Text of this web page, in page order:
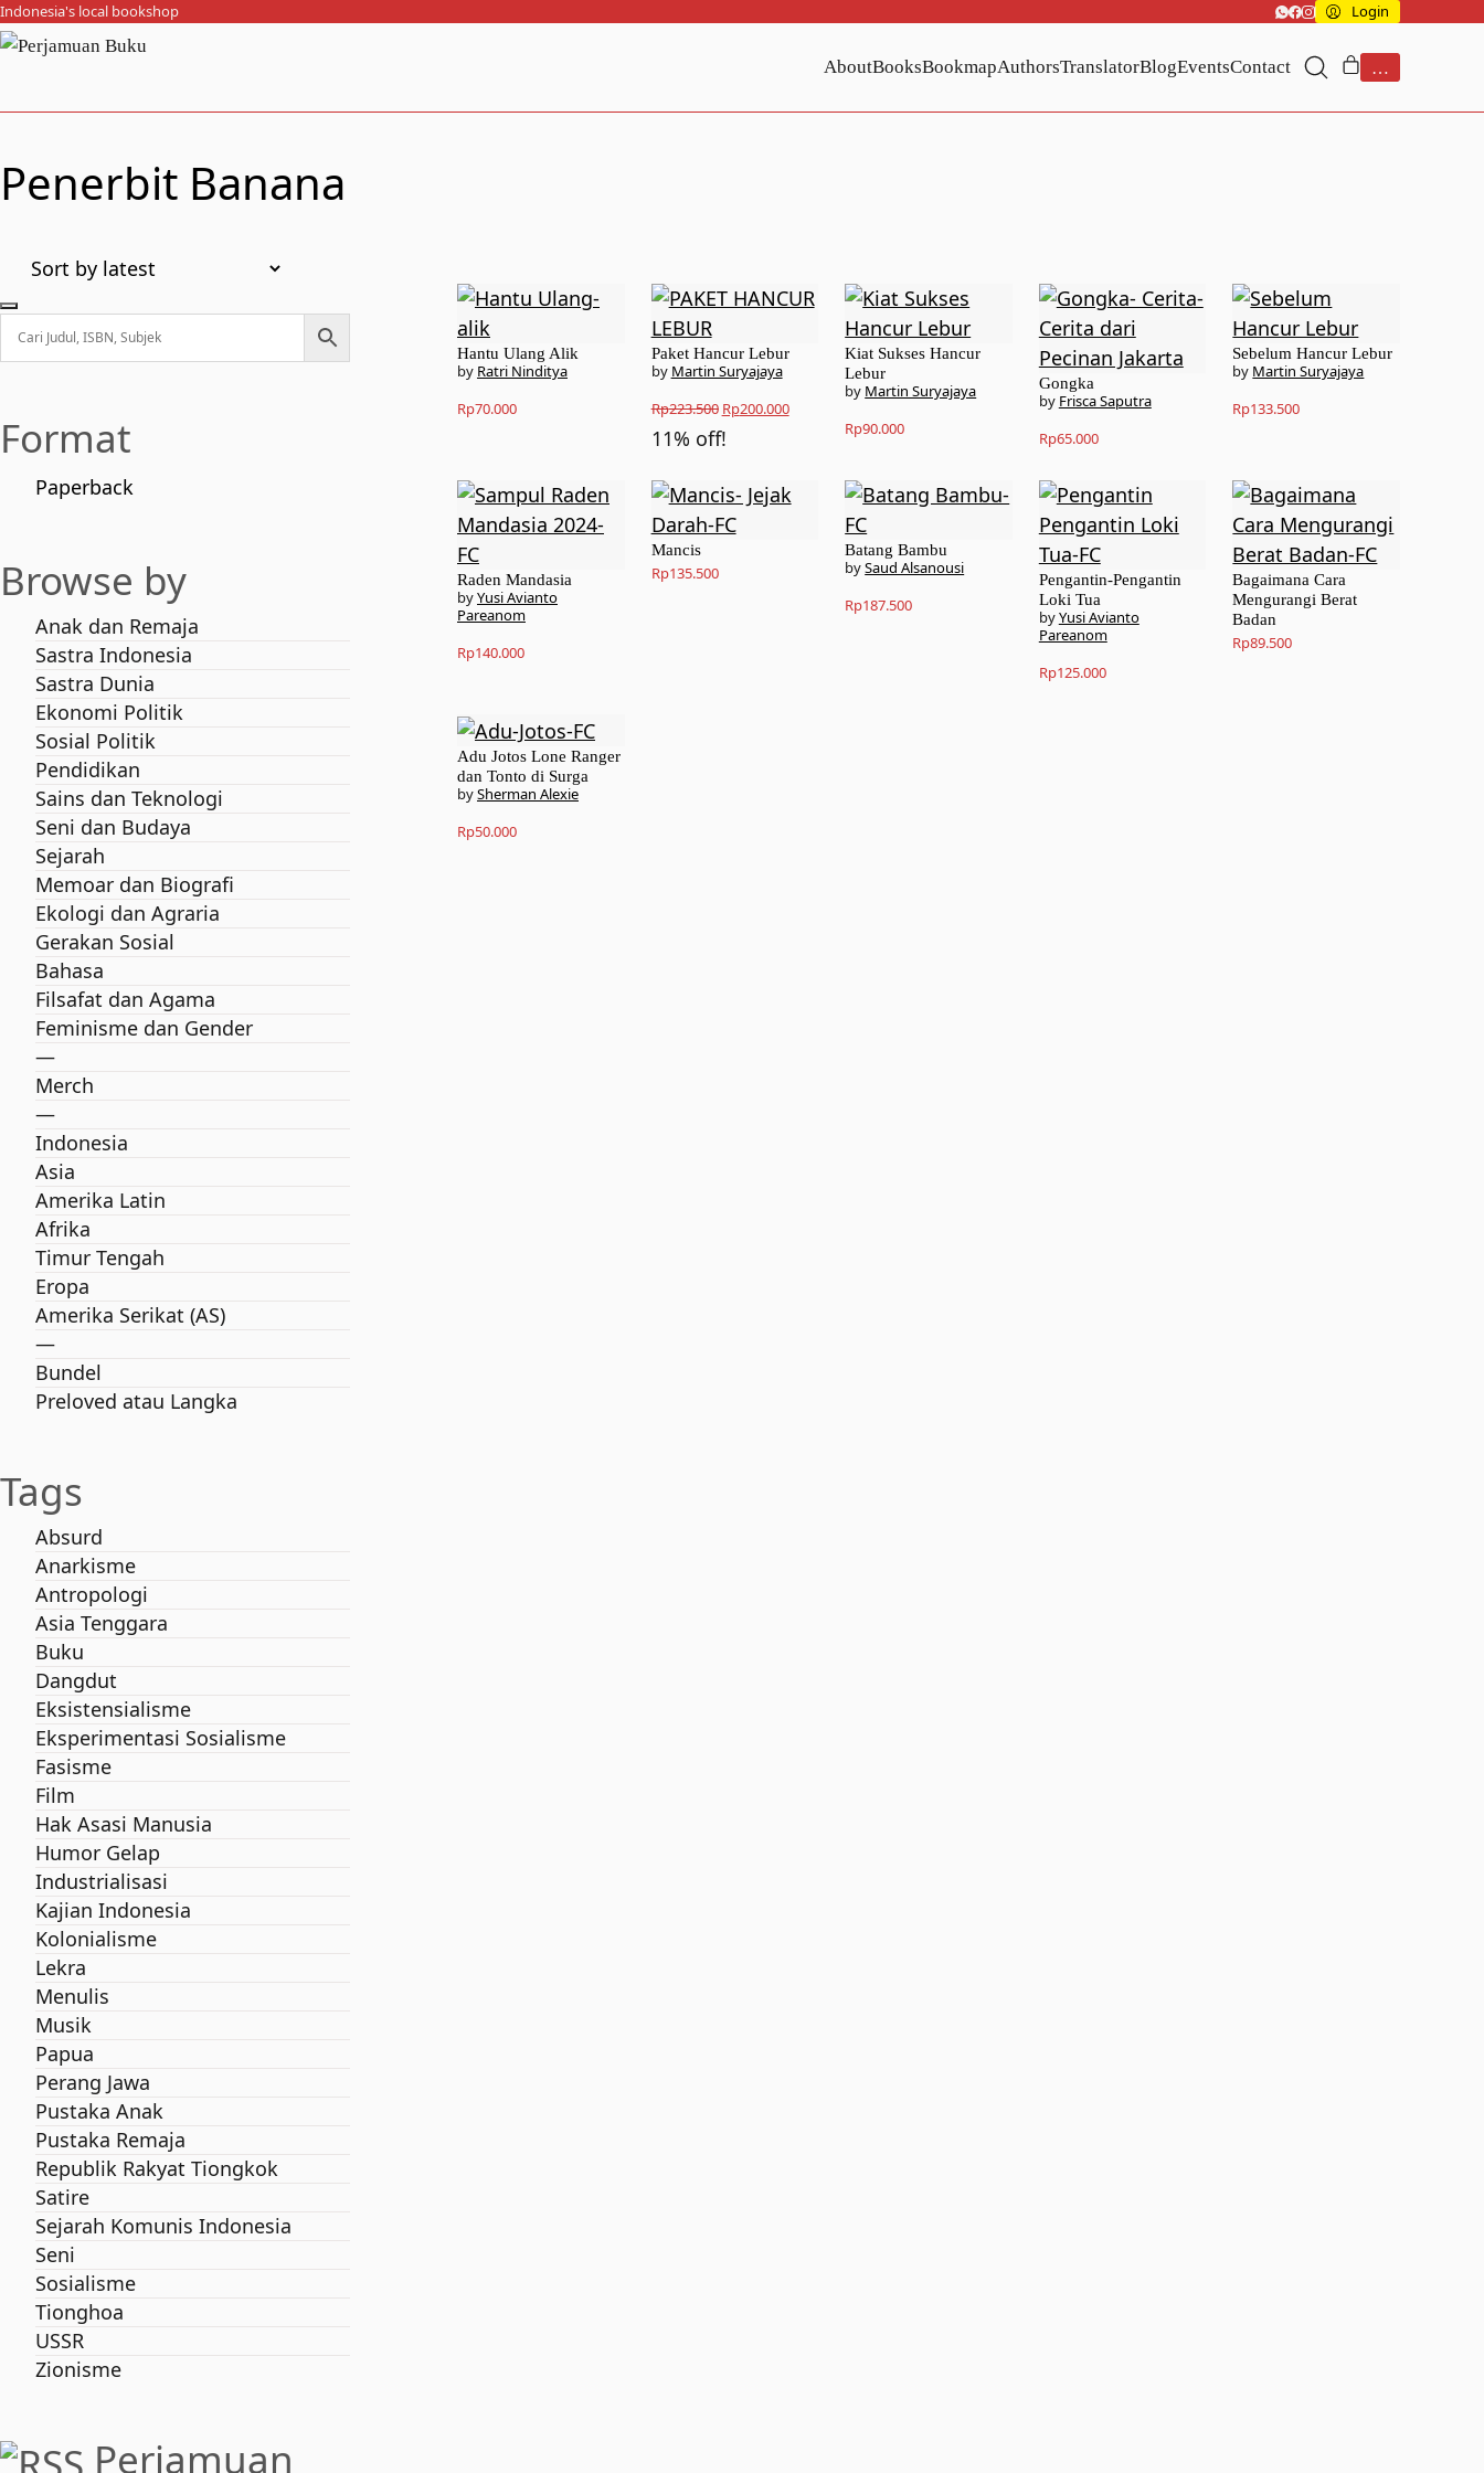
Indonesia's local bookshop Login
AboutBooksBookmapAuthorsTranslatorBlogEventsContact …
Penerbit Banana
Hantu Ulang Alik
Ratri Ninditya
Rp70.000
Paket Hancur Lebur
Martin Suryajaya
Rp223.500 Original
price
Rp223.500.
Rp200.000Current
Rp200.000.
11% off!
Kiat Sukses Hancur
Lebur
Martin Suryajaya
Rp90.000
Gongka
Frisca Saputra
Rp65.000
Sebelum Hancur Lebur
Martin Suryajaya
Rp133.500
Raden Mandasia
Yusi Avianto
Pareanom
Rp140.000
Mancis
Rp135.500
Batang Bambu
Saud Alsanousi
Rp187.500
Pengantin-Pengantin
Loki Tua
Yusi Avianto
Pareanom
Rp125.000
Bagaimana Cara
Mengurangi Berat
Badan
Rp89.500
Adu Jotos Lone Ranger
dan Tonto di Surga
Sherman Alexie
Rp50.000
Format
Paperback
Browse by
Anak dan Remaja
Sastra Indonesia
Sastra Dunia
Ekonomi Politik
Sosial Politik
Pendidikan
Sains dan Teknologi
Seni dan Budaya
Sejarah
Memoar dan Biografi
Ekologi dan Agraria
Gerakan Sosial
Bahasa
Filsafat dan Agama
Feminisme dan Gender
—
Merch
—
Indonesia
Asia
Amerika Latin
Afrika
Timur Tengah
Eropa
Amerika Serikat (AS)
—
Bundel
Preloved atau Langka
Tags
Absurd
Anarkisme
Antropologi
Asia Tenggara
Buku
Dangdut
Eksistensialisme
Eksperimentasi Sosialisme
Fasisme
Film
Hak Asasi Manusia
Humor Gelap
Industrialisasi
Kajian Indonesia
Kolonialisme
Lekra
Menulis
Musik
Papua
Perang Jawa
Pustaka Anak
Pustaka Remaja
Republik Rakyat Tiongkok
Satire
Sejarah Komunis Indonesia
Seni
Sosialisme
Tionghoa
USSR
Zionisme
Perjamuan